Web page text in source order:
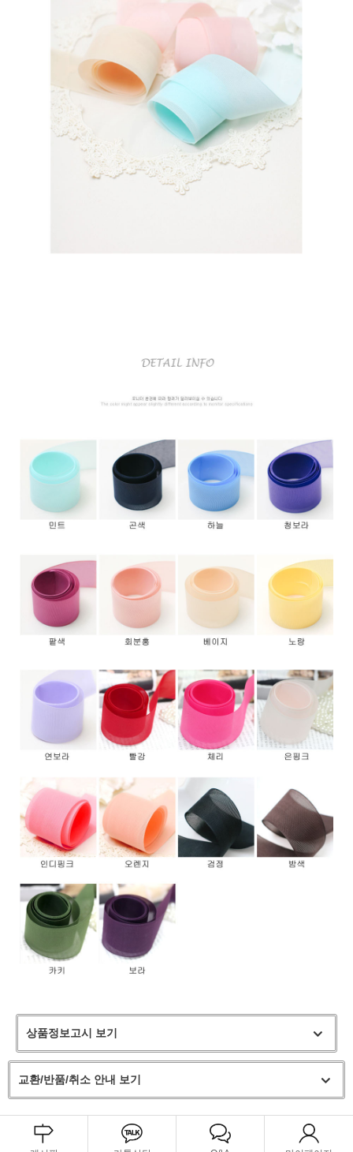
상품정보고시 보기
교환/반품/취소 안내 보기